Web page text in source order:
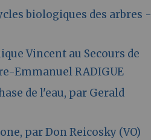
biologiques des arbres -
Vincent au Secours de
Emmanuel RADIGUE
de l'eau, par Gerald
par Don Reicosky (VO)